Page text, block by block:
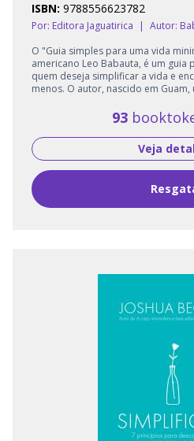
ISBN: 9788556623782
Por: Editora Jaguatirica | Autor:
O "Guia simples para uma vida
americano Leo Babauta, é um
quem deseja simplificar a vida e
menos. O autor, nascido em Guam,
93
Veja